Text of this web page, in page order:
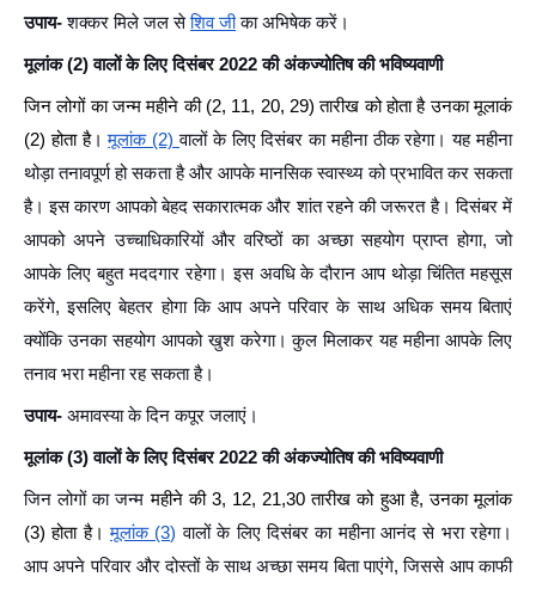
उपाय-शक्कर मिले जल सेशिव जीका अभिषेक करें।
मूलांक (2) वालों के लिए दिसंबर 2022 की अंकज्योतिष की भविष्यवाणी
जिन लोगों का जन्म महीने की (2, 11, 20, 29) तारीख को होता है उनका मूलाकं
(2) होता है। मूलांक (2)वालों के लिए दिसंबर का महीना ठीक रहेगा। यह महीना
थोड़ा तनावपूर्ण हो सकता है और आपके मानसिक स्वास्थ्य को प्रभावित कर सकता
है। इस कारण आपको बेहद सकारात्मक और शांत रहने की जरूरत है। दिसंबर में
आपको अपने उच्चाधिकारियों और वरिष्ठों का अच्छा सहयोग प्राप्त होगा, जो
आपके लिए बहुत मददगार रहेगा। इस अवधि के दौरान आप थोड़ा चिंतित महसूस
करेंगे, इसलिए बेहतर होगा कि आप अपने परिवार के साथ अधिक समय बिताएं
क्योंकि उनका सहयोग आपको खुश करेगा। कुल मिलाकर यह महीना आपके लिए
तनाव भरा महीना रह सकता है।
उपाय- अमावस्या के दिन कपूर जलाएं।
मूलांक (3) वालों के लिए दिसंबर 2022 की अंकज्योतिष की भविष्यवाणी
जिन लोगों का जन्ममहीने की 3, 12, 21,30 तारीख को हुआ है, उनका मूलांक
(3) होता है। मूलांक (3) वालों के लिए दिसंबर का महीना आनंद से भरा रहेगा।
आप अपने परिवार और दोस्तों के साथ अच्छा समय बिता पाएंगे, जिससे आप काफी